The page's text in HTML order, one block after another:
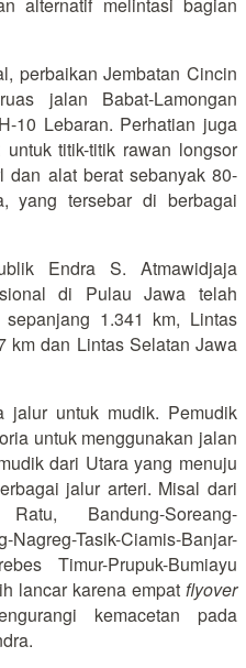
perbaikan Jembatan Cincin
jalan Babat-Lamongan
10 Lebaran. Perhatian juga
titik-titik rawan longsor
dan alat berat sebanyak 80-
yang tersebar di berbagai
Endra S. Atmawidjaja
di Pulau Jawa telah
1.341 km, Lintas
km dan Lintas Selatan Jawa
jalur untuk mudik. Pemudik
untuk menggunakan jalan
dari Utara yang menuju
jalur arteri. Misal dari
Ratu, Bandung-Soreang-
Tasik-Ciamis-Banjar-
Timur-Prupuk-Bumiayu
lancar karena empat flyover
kemacetan pada